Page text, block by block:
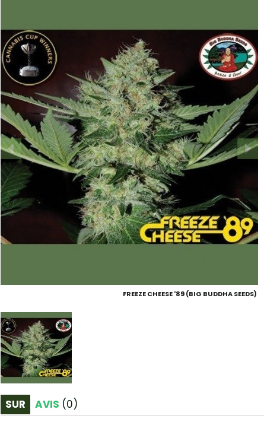
FREEZE CHEESE '89 (BIG BUDDHA SEEDS)
SUR AVIS (0)